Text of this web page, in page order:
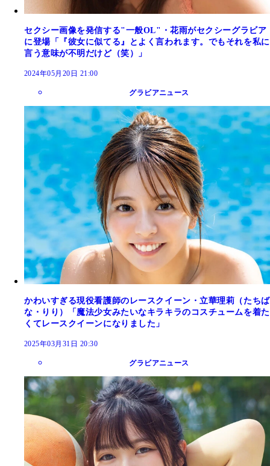
セクシー画像を発信する"一般OL"・花雨がセクシーグラビア
に登場「『彼女に似てる』とよく言われます。でもそれを私に
言う意味が不明だけど（笑）」
2024年05月20日 21:00
グラビアニュース
かわいすぎる現役看護師のレースクイーン・立華理莉（たちば
な・りり）「魔法少女みたいなキラキラのコスチュームを着た
くてレースクイーンになりました」
2025年03月31日 20:30
グラビアニュース